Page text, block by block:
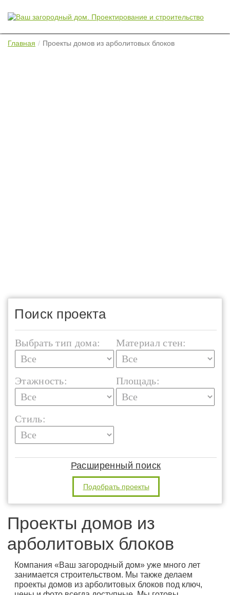
Главная Проекты домов из арболитовых блоков
Поиск проекта
Выбрать тип дома: Материал стен:
Этажность: Площадь:
Стиль:
Расширенный поиск
Подобрать проекты
Проекты домов из
арболитовых блоков
Компания «Ваш загородный дом» уже много лет
занимается строительством. Мы также делаем
проекты домов из арболитовых блоков под ключ,